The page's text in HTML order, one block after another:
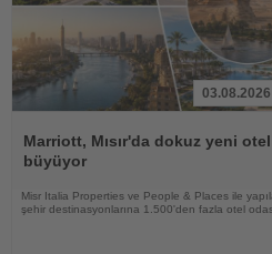
Oku
03.08.2026
Marriott, Mısır'da dokuz yeni
büyüyor
Misr Italia Properties ve People & Places ile
şehir destinasyonlarına 1.500'den fazla otel